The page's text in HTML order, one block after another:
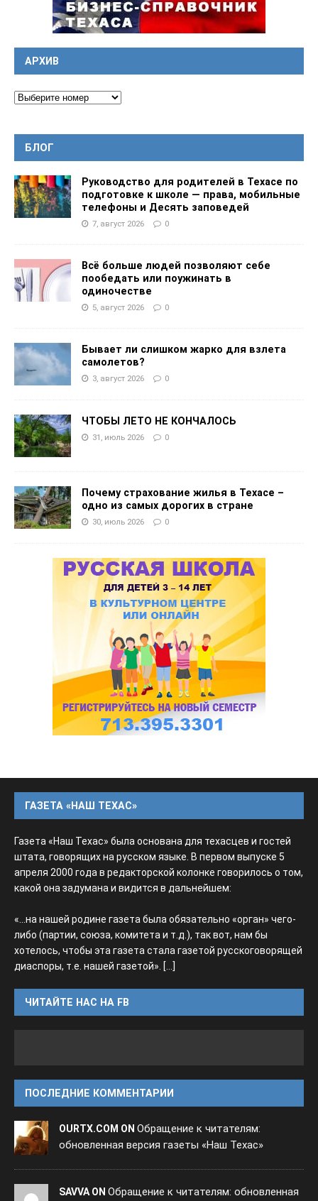
АРХИВ
БЛОГ
Руководство для родителей в Техасе по
подготовке к школе — права, мобильные
телефоны и Десять заповедей
7, август 2026 0
Всё больше людей позволяют себе
пообедать или поужинать в
одиночестве
5, август 2026 0
Бывает ли слишком жарко для взлета
самолетов?
3, август 2026 0
ЧТОБЫ ЛЕТО НЕ КОНЧАЛОСЬ
31, июль 2026 0
Почему страхование жилья в Техасе –
одно из самых дорогих в стране
30, июль 2026 0
ГАЗЕТА «НАШ ТЕХАС»
Газета «Наш Техас» была основана для техасцев и гостей
штата, говорящих на русском языке. В первом выпуске 5
апреля 2000 года в редакторской колонке говорилось о том,
какой она задумана и видится в дальнейшем:
«...на нашей родине газета была обязательно «орган» чего-
либо (партии, союза, комитета и т.д.), так вот, нам бы
хотелось, чтобы эта газета стала газетой русскоговорящей
диаспоры, т.е. нашей газетой». [...]
ЧИТАЙТЕ НАС НА FB
ПОСЛЕДНИЕ КОММЕНТАРИИ
OURTX.COM ON Обращение к читателям:
обновленная версия газеты «Наш Техас»
SAVVA ON Обращение к читателям: обновленная